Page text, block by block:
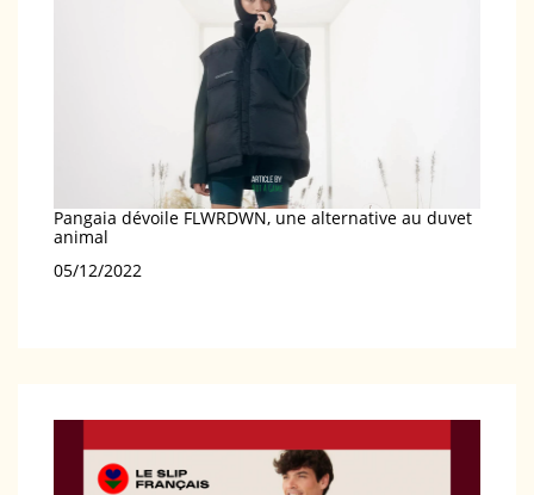
Pangaia dévoile FLWRDWN, une alternative au duvet
animal
Date
05/12/2022